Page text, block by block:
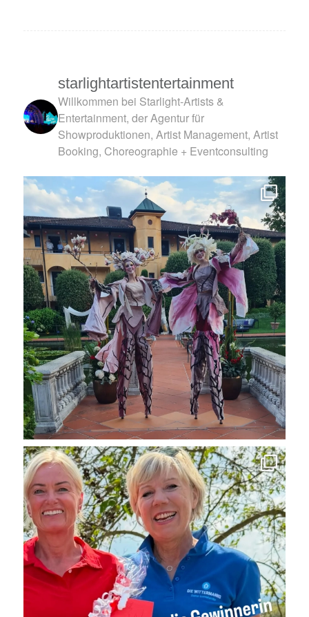
starlightartistentertainment
Willkommen bei Starlight-Artists &
Entertainment, der Agentur für
Showproduktionen, Artist Management, Artist
Booking, Choreographie + Eventconsulting